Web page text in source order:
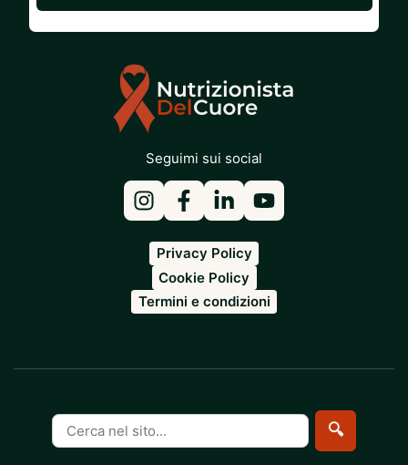
Seguimi sui social
Privacy Policy
Cookie Policy
Termini e condizioni
Cerca
nel
sito
🔍